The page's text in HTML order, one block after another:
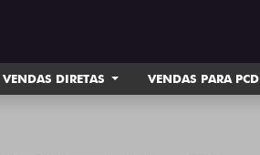
VENDAS DIRETAS VENDAS PARA PCD